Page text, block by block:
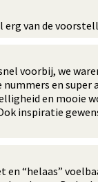
erg van de
voorbij, we
en super
en mooie
inspiratie
en “helaas”